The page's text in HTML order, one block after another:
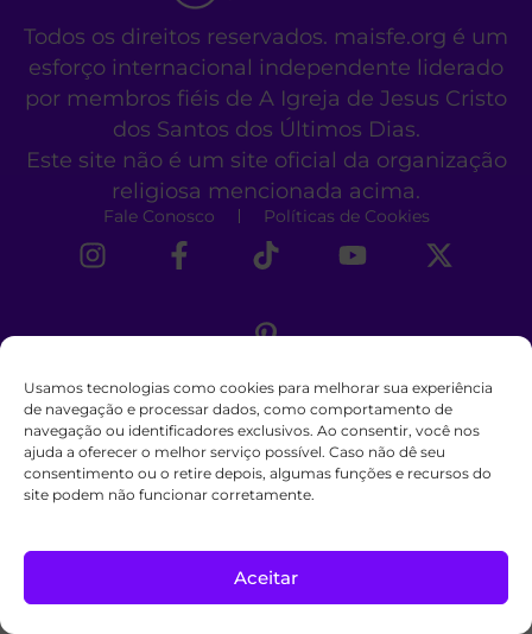
Usamos tecnologias como cookies para melhorar sua experiência
de navegação e processar dados, como comportamento de
navegação ou identificadores exclusivos. Ao consentir, você nos
ajuda a oferecer o melhor serviço possível. Caso não dê seu
consentimento ou o retire depois, algumas funções e recursos do
site podem não funcionar corretamente.
Aceitar
Todos os direitos reservados. maisfe.org é um
esforço internacional independente liderado
por membros fiéis de A Igreja de Jesus Cristo
dos Santos dos Últimos Dias.
Este site não é um site oficial da organização
religiosa mencionada acima.
Fale Conosco Políticas de Cookies